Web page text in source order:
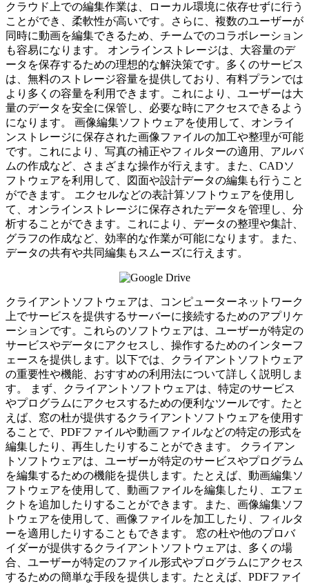
クラウド上での編集作業は、ローカル環境に依存せずに行う
ことができ、柔軟性が高いです。さらに、複数のユーザーが
同時に動画を編集できるため、チームでのコラボレーション
も容易になります。 オンラインストレージは、大容量のデ
ータを保存するための理想的な解決策です。多くのサービス
は、無料のストレージ容量を提供しており、有料プランでは
より多くの容量を利用できます。これにより、ユーザーは大
量のデータを安全に保管し、必要な時にアクセスできるよう
になります。 画像編集ソフトウェアを使用して、オンライ
ンストレージに保存された画像ファイルの加工や整理が可能
です。これにより、写真の補正やフィルターの適用、アルバ
ムの作成など、さまざまな操作が行えます。また、CADソ
フトウェアを利用して、図面や設計データの編集も行うこと
ができます。 エクセルなどの表計算ソフトウェアを使用し
て、オンラインストレージに保存されたデータを管理し、分
析することができます。これにより、データの整理や集計、
グラフの作成など、効率的な作業が可能になります。また、
データの共有や共同編集もスムーズに行えます。
クライアントソフトウェアは、コンピューターネットワーク
上でサービスを提供するサーバーに接続するためのアプリケ
ーションです。これらのソフトウェアは、ユーザーが特定の
サービスやデータにアクセスし、操作するためのインターフ
ェースを提供します。以下では、クライアントソフトウェア
の重要性や機能、おすすめの利用法について詳しく説明しま
す。 まず、クライアントソフトウェアは、特定のサービス
やプログラムにアクセスするための便利なツールです。たと
えば、窓の杜が提供するクライアントソフトウェアを使用す
ることで、PDFファイルや動画ファイルなどの特定の形式を
編集したり、再生したりすることができます。 クライアン
トソフトウェアは、ユーザーが特定のサービスやプログラム
を編集するための機能を提供します。たとえば、動画編集ソ
フトウェアを使用して、動画ファイルを編集したり、エフェ
クトを追加したりすることができます。また、画像編集ソフ
トウェアを使用して、画像ファイルを加工したり、フィルタ
ーを適用したりすることもできます。 窓の杜や他のプロバ
イダーが提供するクライアントソフトウェアは、多くの場
合、ユーザーが特定のファイル形式やプログラムにアクセス
するための簡単な手段を提供します。たとえば、PDFファイ